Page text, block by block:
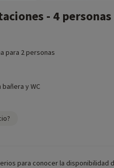
- 4 personas
para 2 personas
y WC
para conocer la disponibilidad